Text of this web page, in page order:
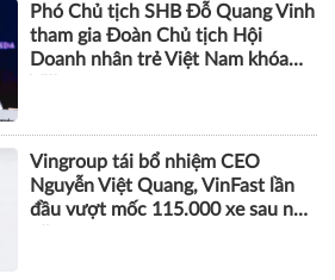
Phó Chủ tịch SHB Đỗ Quang Vinh
tham gia Đoàn Chủ tịch Hội
Doanh nhân trẻ Việt Nam khóa
Vingroup tái bổ nhiệm CEO
Nguyễn Việt Quang, VinFast lần
đầu vượt mốc 115.000 xe sau nửa